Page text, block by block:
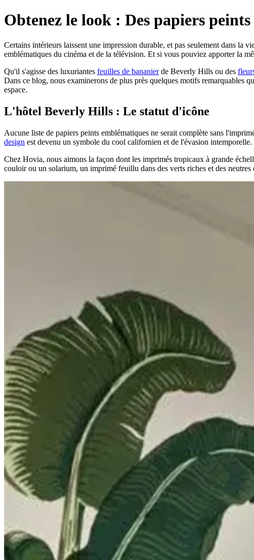
Obtenez le look : Des papiers
Certains intérieurs laissent une impression durable, et pas seulement dans la
emblématiques du cinéma et de la télévision. Et si vous pouviez apporter la
Qu'il s'agisse des luxuriantes feuilles de bananierde Beverly Hills ou des
Dans ce blog, nous examinerons de plus près quelques motifs remarquables
espace.
L'hôtel Beverly Hills : Le statut d'icône
Aucune liste de papiers peints emblématiques ne serait complète sans
design est devenu un symbole du cool californien et de l'évasion intemporelle.
Chez Hovia, nous aimons la façon dont les imprimés tropicaux à grande
couloir ou un solarium, un imprimé feuillu dans des verts riches et des